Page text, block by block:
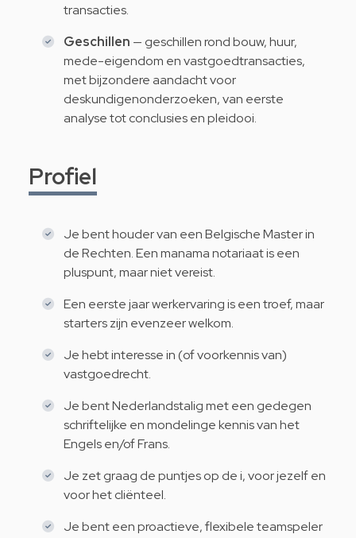
transacties.
Geschillen — geschillen rond bouw, huur,
mede-eigendom en vastgoedtransacties,
met bijzondere aandacht voor
deskundigenonderzoeken, van eerste
analyse tot conclusies en pleidooi.
Profiel
Je bent houder van een Belgische Master in
de Rechten. Een manama notariaat is een
pluspunt, maar niet vereist.
Een eerste jaar werkervaring is een troef, maar
starters zijn evenzeer welkom.
Je hebt interesse in (of voorkennis van)
vastgoedrecht.
Je bent Nederlandstalig met een gedegen
schriftelijke en mondelinge kennis van het
Engels en/of Frans.
Je zet graag de puntjes op de i, voor jezelf en
voor het cliënteel.
Je bent een proactieve, flexibele teamspeler